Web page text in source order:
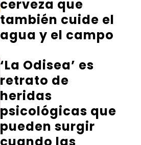
cerveza que
también cuide el
agua y el campo
‘La Odisea’ es
retrato de
heridas
psicológicas que
pueden surgir